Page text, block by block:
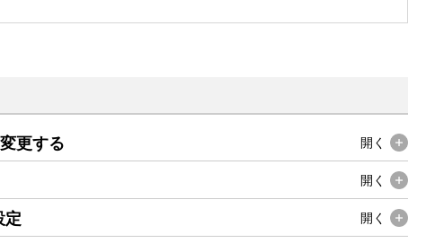
更する 開く
開く
定 開く